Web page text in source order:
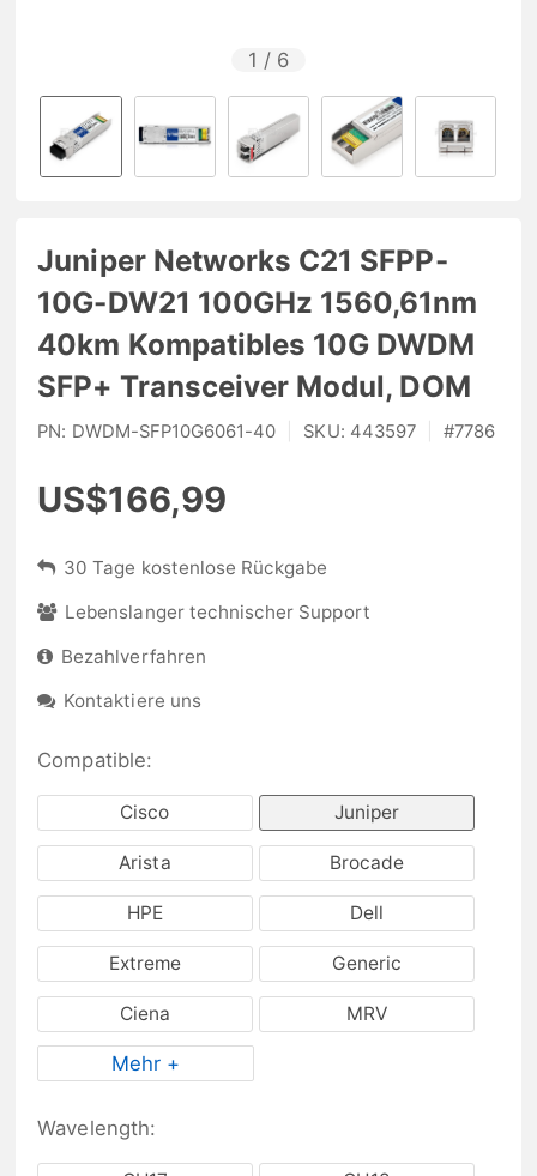
1 / 6
Juniper Networks C21 SFPP-
10G-DW21 100GHz 1560,61nm
40km Kompatibles 10G DWDM
SFP+ Transceiver Modul, DOM
PN: DWDM-SFP10G6061-40 SKU: 443597 #7786
US$166,99
30 Tage kostenlose Rückgabe
Lebenslanger technischer Support
Bezahlverfahren
Kontaktiere uns
Compatible:
Cisco Juniper
Arista Brocade
HPE Dell
Extreme Generic
Ciena MRV
Mehr +
Wavelength: